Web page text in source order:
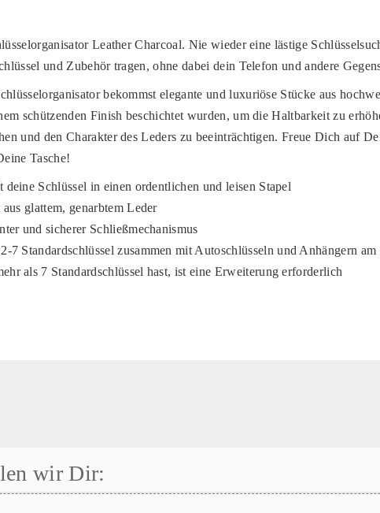
Leather Charcoal. Nie wieder eine lästige
und Zubehör tragen, ohne dabei dein Telefon und andere
bekommst elegante und luxuriöse Stücke aus
schützenden Finish beschichtet wurden, um die Haltbarkeit zu
und den Charakter des Leders zu beeinträchtigen. Freue Dich auf
Tasche!
deine Schlüssel in einen ordentlichen und leisen Stapel
glattem, genarbtem Leder
und sicherer Schließmechanismus
7 Standardschlüssel zusammen mit Autoschlüsseln und Anhängern
als 7 Standardschlüssel hast, ist eine Erweiterung erforderlich
wir Dir: